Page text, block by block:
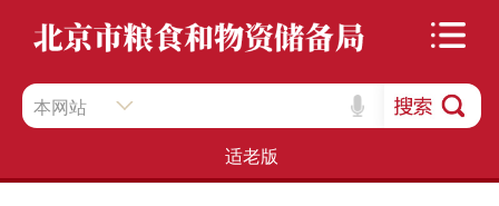
本网站
适老版